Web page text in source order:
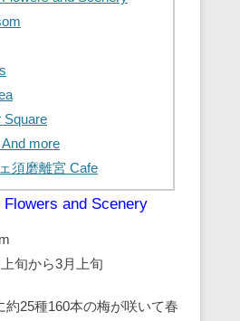
Square
more
須磨離宮 Cafe
and Scenery
旬から3月上旬
約25種160本の梅が咲いて春